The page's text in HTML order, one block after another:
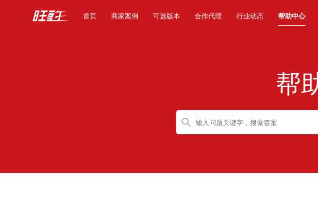
首页(current)商家案例 可选版本 合作代理 行业动态 帮助中心
帮